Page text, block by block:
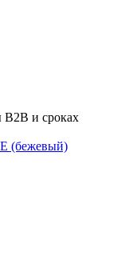
В2В и сроках
(бежевый)